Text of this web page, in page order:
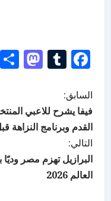
Facebook
Tumblr
السابق:
فيفا يشرح للاعبي
القدم وبرنامج النزاهة
التالي:
البرازيل تهزم مصر وديًا
العالم 2026